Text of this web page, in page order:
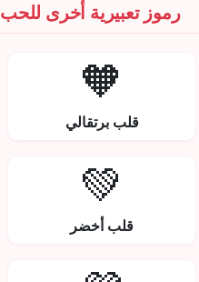
رموز تعبيرية أخرى للحب
🧡
قلب برتقالي
💚
قلب أخضر